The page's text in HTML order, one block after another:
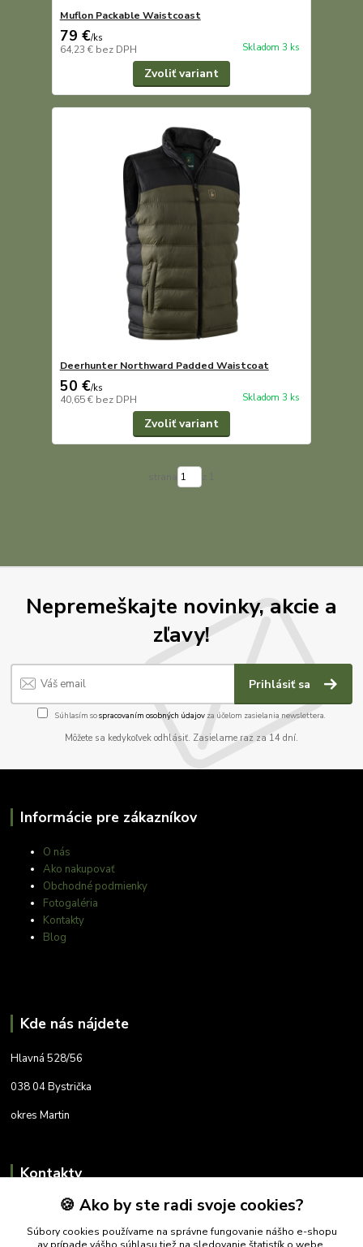
Muflon Packable Waistcoast
79 €/ks
64,23 € bez DPH Skladom 3 ks
Zvoliť variant
Deerhunter Northward Padded Waistcoat
50 €/ks
40,65 € bez DPH Skladom 3 ks
Zvoliť variant
Nepremeškajte novinky, akcie a
zľavy!
Prihlásiť sa
Súhlasím sospracovaním osobných údajov za účelom zasielania newslettera.
Môžete sa kedykoľvek odhlásiť. Zasielame raz za 14 dní.
Informácie pre zákazníkov
O nás
Ako nakupovať
Obchodné podmienky
Fotogaléria
Kontakty
Blog
Kde nás nájdete
Hlavná 528/56
038 04 Bystrička
okres Martin
Kontakty
+421 905 788 098
fatralovshop@gmail.com
🍪 Ako by ste radi svoje cookies?
Súbory cookies používame na správne fungovanie nášho e-shopu